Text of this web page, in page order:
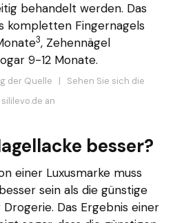
behandelt werden. Das
kompletten Fingernagels
3, Zehennägel
9-12 Monate.
der Quelle | Sehen Sie sich die
an
besser?
einer Luxusmarke muss
sein als die günstige
Das Ergebnis einer